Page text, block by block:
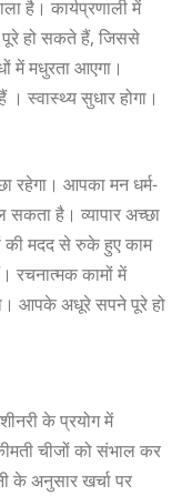
है। कार्यप्रणाली में
हो सकते हैं, जिससे
में मधुरता आएगा।
स्वास्थ्य सुधार होगा।
रहेगा। आपका मन धर्म-
है। व्यापार अच्छा
की मदद से रुके हुए काम
रचनात्मक कामों में
आपके अधूरे सपने पूरे हो
के प्रयोग में
चीजों को संभाल कर
के अनुसार खर्चा पर